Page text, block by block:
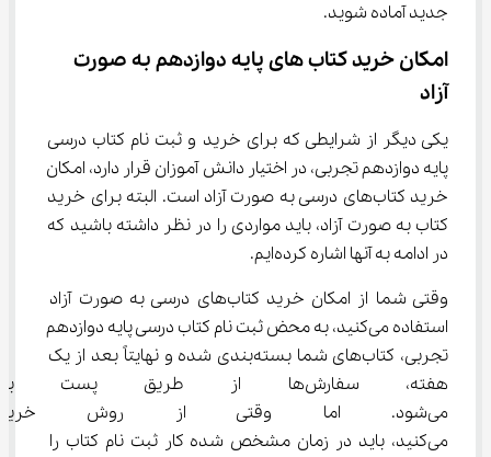
جدید آماده شوید.
امکان خرید کتاب‌ های پایه دوازدهم به صورت
آزاد
یکی دیگر از شرایطی که برای خرید و ثبت نام کتاب درسی
پایه دوازدهم تجربی، در اختیار دانش آموزان قرار دارد، امکان
خرید کتاب‌های درسی به صورت آزاد است. البته برای خرید
کتاب به صورت آزاد، باید مواردی را در نظر داشته باشید که
در ادامه به آنها اشاره کرده‌ایم.
وقتی شما از امکان خرید کتاب‌های درسی به صورت آزاد
استفاده می‌کنید، به محض ثبت نام کتاب درسی پایه دوازدهم
تجربی، کتاب‌های شما بسته‌بندی شده و نهایتاً بعد از یک
هفته، سفارش‌ها از طریق
می‌شود. اما وقتی از روش خرید
می‌کنید، باید در زمان مشخص شده کار ثبت نام کتاب را